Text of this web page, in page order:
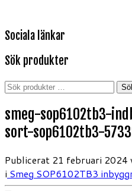
Sociala länkar
Sök produkter
Sök
smeg-sop6102tb3-
sort-sop6102tb3-
Publicerat 21 februari 2024
i Smeg SOP6102TB3